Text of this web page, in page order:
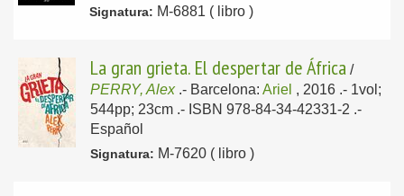
Signatura: M-6881 ( libro )
La gran grieta. El despertar de África /
PERRY, Alex .- Barcelona: Ariel , 2016 .- 1vol;
544pp; 23cm .- ISBN 978-84-34-42331-2 .-
Español
Signatura: M-7620 ( libro )